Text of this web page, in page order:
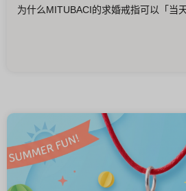
为什么MITUBACI的求婚戒指可以「当